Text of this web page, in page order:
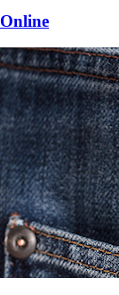
Online